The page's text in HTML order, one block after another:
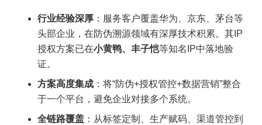
行业经验深厚 ：服务客户覆盖华为、京东、茅台等
头部企业，在防伪溯源领域有深厚技术积累。其IP
授权方案已在小黄鸭、丰子恺等知名IP中落地验
证。
方案高度集成 ：将“防伪+授权管控+数据营销”整合
于一个平台，避免企业对接多个系统。
全链路覆盖 ：从标签定制、生产赋码、渠道管控到